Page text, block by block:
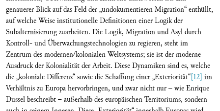
genauerer Blick auf das Feld der „undokumentieren Migration“ enthüllt,
auf welche Weise institutionelle Definitionen einer Logik der
Subalternisierung zuarbeiten. Die Logik, Migration und Asyl durch
Kontroll- und Überwachungstechnologien zu regieren, steht im
Zentrum des modernen/kolonialen Weltsystems; sie ist der moderne
Ausdruck der Kolonialität der Arbeit. Diese Dynamiken sind es, welche
die „koloniale Differenz“ sowie die Schaffung einer „Exteriorität“[12] im
Verhältnis zu Europa hervorbringen, und zwar nicht nur – wie Enrique
Dussel beschreibt – außerhalb des europäischen Territoriums, sondern